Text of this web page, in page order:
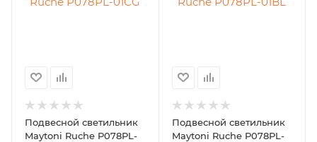
Подвесной светильник
Maytoni Ruche P078PL-
Подвесной светильник
Maytoni Ruche P078PL-